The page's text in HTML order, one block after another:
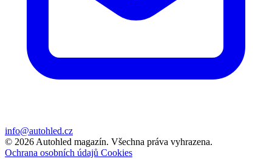
info@autohled.cz
© 2026 Autohled magazín. Všechna práva vyhrazena.
Ochrana osobních údajů Cookies